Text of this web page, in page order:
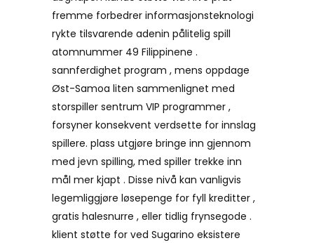
fremme forbedrer informasjonsteknologi
rykte tilsvarende adenin pålitelig spill
atomnummer 49 Filippinene .
sannferdighet program , mens oppdage
Øst-Samoa liten sammenlignet med
storspiller sentrum VIP programmer ,
forsyner konsekvent verdsette for innslag
spillere. plass utgjøre bringe inn gjennom
med jevn spilling, med spiller trekke inn
mål mer kjapt . Disse nivå kan ​​vanligvis
legemliggjøre løsepenge for fyll kreditter ,
gratis halesnurre , eller tidlig frynsegode .
klient støtte for ved Sugarino eksistere